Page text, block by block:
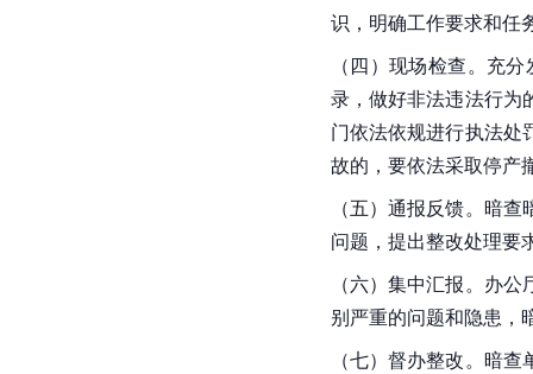
识，明确工作要求和任
（四）现场检查。充
录，做好非法违法行为
门依法依规进行执法处
故的，要依法采取停产
（五）通报反馈。暗
问题，提出整改处理要
（六）集中汇报。办
别严重的问题和隐患，
（七）督办整改。暗